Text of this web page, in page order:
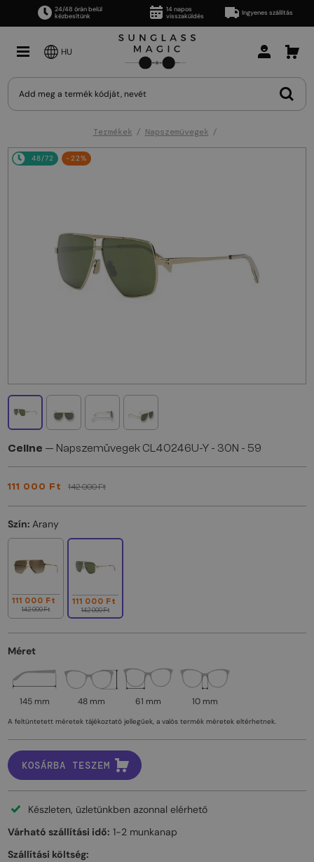
24/48 órán belül
kézbesítünk
14 napos
visszaküldés
Ingyenes szállítás
HU
Termékek Napszemüvegek
48/72 -22%
Celine — Napszemüvegek CL40246U-Y - 30N - 59
111 000 Ft 142 000 Ft
Szín: Arany
111 000 Ft
142 000 Ft
111 000 Ft
142 000 Ft
Méret
145 mm 48 mm 61 mm 10 mm
A feltüntetett méretek tájékoztató jellegűek, a valós termék méretek eltérhetnek.
KOSÁRBA TESZEM
Készleten, üzletünkben azonnal elérhető
Várható szállítási idő: 1-2 munkanap
Szállítási költség: